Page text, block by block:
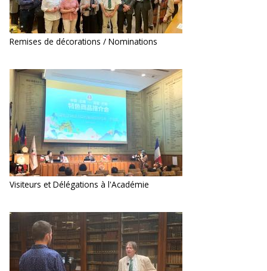
Remises de décorations / Nominations
Visiteurs et Délégations à l'Académie